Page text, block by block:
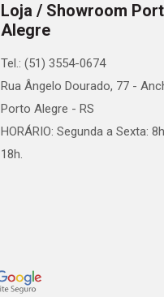
Loja / Showroom
Alegre
Tel.: (51) 3554-0674
Rua Ângelo Dourado, 77 -
Porto Alegre - RS
HORÁRIO: Segunda a Sexta:
18h.